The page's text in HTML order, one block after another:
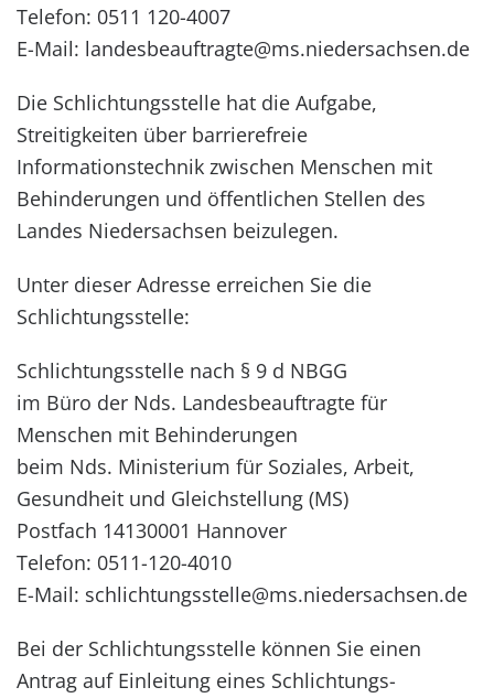
Telefon: 0511 120-4007
E-Mail: landesbeauftragte@ms.niedersachsen.de
Die Schlichtungsstelle hat die Aufgabe,
Streitigkeiten über barrierefreie
Informationstechnik zwischen Menschen mit
Behinderungen und öffentlichen Stellen des
Landes Niedersachsen beizulegen.
Unter dieser Adresse erreichen Sie die
Schlichtungsstelle:
Schlichtungsstelle nach § 9 d NBGG
im Büro der Nds. Landesbeauftragte für
Menschen mit Behinderungen
beim Nds. Ministerium für Soziales, Arbeit,
Gesundheit und Gleichstellung (MS)
Postfach 14130001 Hannover
Telefon: 0511-120-4010
E-Mail: schlichtungsstelle@ms.niedersachsen.de
Bei der Schlichtungsstelle können Sie einen
Antrag auf Einleitung eines Schlichtungs­